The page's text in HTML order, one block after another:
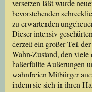
versetzen läßt wurde
bevorstehenden
zu erwartenden
Dieser intensiv
derzeit ein großer Teil
Wahn-Zustand, den viele
haßerfüllte Äußerungen
wahnfreien Mitbürger
indem sie sich in ihren